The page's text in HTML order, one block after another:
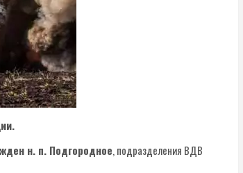
н. п. Подгородное, подразделения ВДВ